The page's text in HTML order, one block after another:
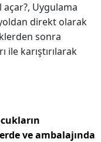
Uygulama
direkt olarak
sonra
ile karıştırılarak
ve ambalajında